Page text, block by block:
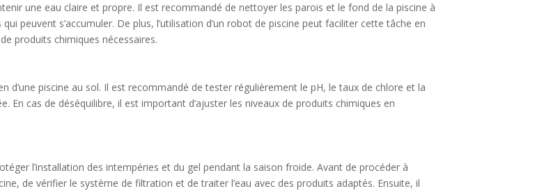
une eau claire et propre. Il est recommandé de nettoyer les parois et le fond de la piscine à
peuvent s’accumuler. De plus, l’utilisation d’un robot de piscine peut faciliter cette tâche en
produits chimiques nécessaires.
d’une piscine au sol. Il est recommandé de tester régulièrement le pH, le taux de chlore et la
En cas de déséquilibre, il est important d’ajuster les niveaux de produits chimiques en
l’installation des intempéries et du gel pendant la saison froide. Avant de procéder à
de vérifier le système de filtration et de traiter l’eau avec des produits adaptés. Ensuite, il